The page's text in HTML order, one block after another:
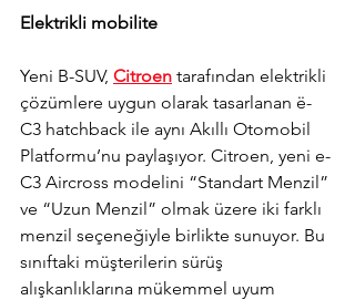
Elektrikli mobilite
Yeni B-SUV, Citroen tarafından elektrikli
çözümlere uygun olarak tasarlanan ë-
C3 hatchback ile aynı Akıllı Otomobil
Platformu’nu paylaşıyor. Citroen, yeni e-
C3 Aircross modelini “Standart Menzil”
ve “Uzun Menzil” olmak üzere iki farklı
menzil seçeneğiyle birlikte sunuyor. Bu
sınıftaki müşterilerin sürüş
alışkanlıklarına mükemmel uyum